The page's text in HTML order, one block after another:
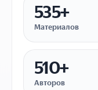
535+
Материалов
510+
Авторов